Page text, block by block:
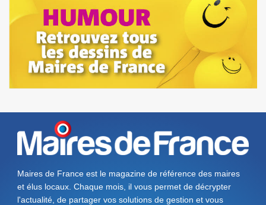
Maires de France est le magazine de référence des maires
et élus locaux. Chaque mois, il vous permet de décrypter
l'actualité, de partager vos solutions de gestion et vous